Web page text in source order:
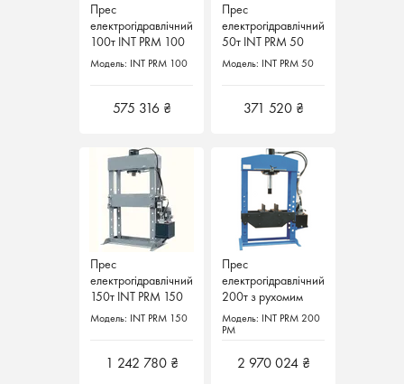
Прес
електрогідравлічний
100т INT PRM 100
Італія
Модель: INT PRM 100
575 316 ₴
Прес
електрогідравлічний
100т INT PRM 100
Італія
Модель: INT PRM 100
575 316 ₴
Прес
електрогідравлічний
50т INT PRM 50
Werther Італія
Модель: INT PRM 50
371 520 ₴
Прес
електрогідравлічний
50т INT PRM 50
Werther Італія
Модель: INT PRM 50
371 520 ₴
Прес
електрогідравлічний
150т INT PRM 150
Італія
Модель: INT PRM 150
1 242 780 ₴
Прес
електрогідравлічний
150т INT PRM 150
Італія
Модель: INT PRM 150
1 242 780 ₴
Прес
електрогідравлічний
200т з рухомим
поршнем INT PRM
200 PM Werther
Модель: INT PRM 200
PM
2 970 024 ₴
Прес
електрогідравлічний
200т з рухомим
поршнем INT PRM
200 PM Werther
Модель: INT PRM 200
PM
2 970 024 ₴